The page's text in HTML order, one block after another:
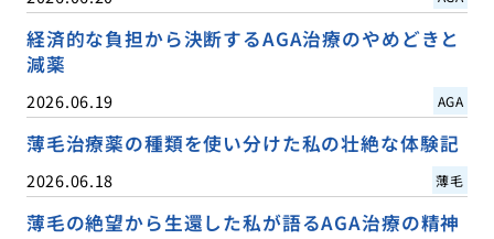
経済的な負担から決断するAGA治療のやめどきと
減薬
2026.06.19 AGA
薄毛治療薬の種類を使い分けた私の壮絶な体験記
2026.06.18 薄毛
薄毛の絶望から生還した私が語るAGA治療の精神